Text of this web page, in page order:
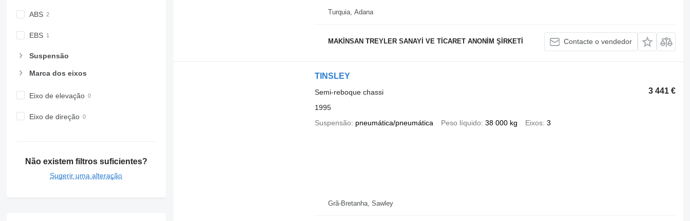
ABS
EBS
Suspensão
Marca dos eixos
Eixo de elevação
Eixo de direção
Não existem filtros suficientes?
Sugerir uma alteração
Turquia, Adana
MAKİNSAN TREYLER SANAYİ VE TİCARET ANONİM ŞİRKETİ Contacte o vendedor
TINSLEY
3 441 €
Semi-reboque chassi
1995
Suspensão
pneumática/pneumática Peso líquido 38 000 kg Eixos 3
Grã-Bretanha, Sawley